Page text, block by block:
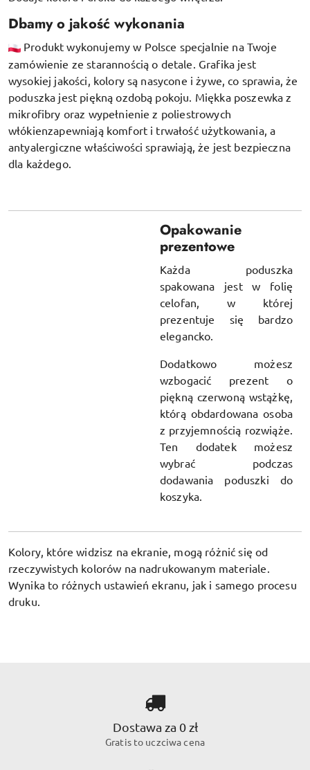
Dbamy o jakość wykonania
Produkt wykonujemy w Polsce specjalnie na Twoje
zamówienie ze starannością o detale. Grafika jest
wysokiej jakości, kolory są nasycone i żywe, co sprawia, że
poduszka jest piękną ozdobą pokoju. Miękka poszewka z
mikrofibry oraz wypełnienie z poliestrowych
włókienzapewniają komfort i trwałość użytkowania, a
antyalergiczne właściwości sprawiają, że jest bezpieczna
dla każdego.
Opakowanie
prezentowe
Każda poduszka
spakowana jest w folię
celofan, w której
prezentuje się bardzo
elegancko.
Dodatkowo możesz
wzbogacić prezent o
piękną czerwoną wstążkę,
którą obdardowana osoba
z przyjemnością rozwiąże.
Ten dodatek możesz
wybrać podczas
dodawania poduszki do
koszyka.
Kolory, które widzisz na ekranie, mogą różnić się od
rzeczywistych kolorów na nadrukowanym materiale.
Wynika to różnych ustawień ekranu, jak i samego procesu
druku.
Dostawa za 0 zł
Gratis to uczciwa cena